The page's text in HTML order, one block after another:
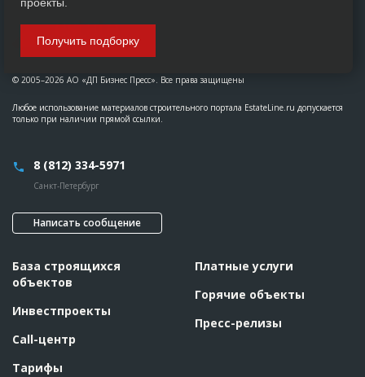
© 2005–2026 АО «ДП Бизнес Пресс». Все права защищены
Любое использование материалов строительного портала EstateLine.ru допускается
только при наличии прямой ссылки.
8 (812) 334-5971
Санкт-Петербург
Написать сообщение
База строящихся
объектов
Инвестпроекты
Call-центр
Тарифы
Платные услуги
Горячие объекты
Пресс-релизы
Получить подборку